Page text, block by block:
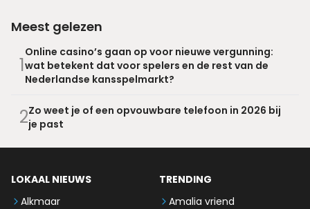
Meest gelezen
1
Online casino’s gaan op voor nieuwe vergunning:
wat betekent dat voor spelers en de rest van de
Nederlandse kansspelmarkt?
2Zo weet je of een opvouwbare telefoon in 2026 bij
je past
LOKAAL NIEUWS
Alkmaar
TRENDING
Amalia vriend